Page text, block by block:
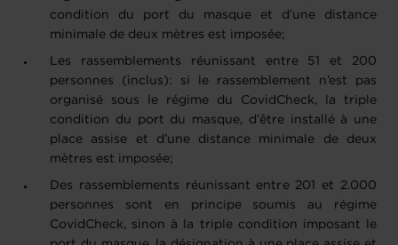
condition du port du masque et d’une distance
minimale de deux mètres est imposée;
Les rassemblements réunissant entre 51 et 200
personnes (inclus): si le rassemblement n’est pas
organisé sous le régime du CovidCheck, la triple
condition du port du masque, d’être installé à une
place assise et d’une distance minimale de deux
mètres est imposée;
Des rassemblements réunissant entre 201 et 2.000
personnes sont en principe soumis au régime
CovidCheck, sinon à la triple condition imposant le